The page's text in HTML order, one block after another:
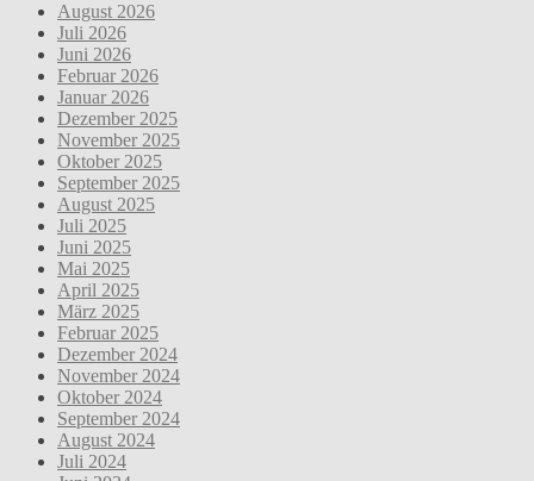
August 2026
Juli 2026
Juni 2026
Februar 2026
Januar 2026
Dezember 2025
November 2025
Oktober 2025
September 2025
August 2025
Juli 2025
Juni 2025
Mai 2025
April 2025
März 2025
Februar 2025
Dezember 2024
November 2024
Oktober 2024
September 2024
August 2024
Juli 2024